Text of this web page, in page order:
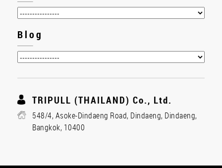
Blog
TRIPULL (THAILAND) Co., Ltd.
548/4, Asoke-Dindaeng Road, Dindaeng, Dindaeng,
Bangkok, 10400